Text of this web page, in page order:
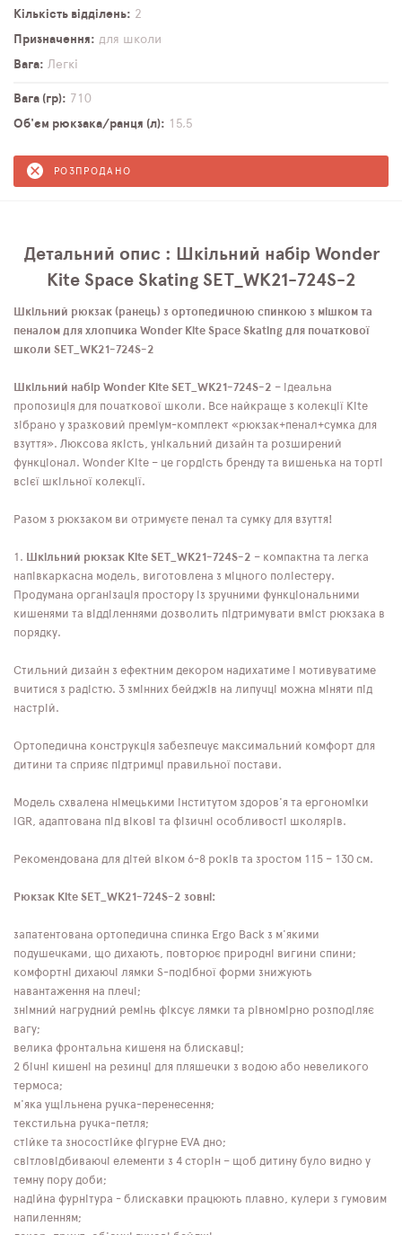
Кількість відділень
2
Призначення
для школи
Вага
Легкі
Вага (гр)
710
Об'єм рюкзака/ранця (л)
15,5
РОЗПРОДАНО
Детальний опис : Шкільний набір Wonder
Kite Space Skating SET_WK21-724S-2
Шкільний рюкзак (ранець) з ортопедичною спинкою з мішком та
пеналом для хлопчика Wonder Kite Space Skating для початкової
школи SET_WK21-724S-2
Шкільний набір Wonder Kite SET_WK21-724S-2 – ідеальна
пропозиція для початкової школи. Все найкраще з колекції Kite
зібрано у зразковий преміум-комплект «рюкзак+пенал+сумка для
взуття». Люксова якість, унікальний дизайн та розширений
функціонал. Wonder Kite – це гордість бренду та вишенька на торті
всієї шкільної колекції.
Разом з рюкзаком ви отримуєте пенал та сумку для взуття!
1. Шкільний рюкзак Kite SET_WK21-724S-2 – компактна та легка
напівкаркасна модель, виготовлена ​​з міцного поліестеру.
Продумана організація простору із зручними функціональними
кишенями та відділеннями дозволить підтримувати вміст рюкзака в
порядку.
Стильний дизайн з ефектним декором надихатиме і мотивуватиме
вчитися з радістю. 3 змінних бейджів на липучці можна міняти під
настрій.
Ортопедична конструкція забезпечує максимальний комфорт для
дитини та сприяє підтримці правильної постави.
Модель схвалена німецькими інститутом здоров'я та ергономіки
IGR, адаптована під вікові та фізичні особливості школярів.
Рекомендована для дітей віком 6-8 років та зростом 115 – 130 см.
Рюкзак Kite SET_WK21-724S-2 зовні:
запатентована ортопедична спинка Ergo Back з м'якими
подушечками, що дихають, повторює природні вигини спини;
комфортні дихаючі лямки S-подібної форми знижують
навантаження на плечі;
знімний нагрудний ремінь фіксує лямки та рівномірно розподіляє
вагу;
велика фронтальна кишеня на блискавці;
2 бічні кишені на резинці для пляшечки з водою або невеликого
термоса;
м'яка ущільнена ручка-перенесення;
текстильна ручка-петля;
стійке та зносостійке фігурне EVA дно;
світловідбиваючі елементи з 4 сторін – щоб дитину було видно у
темну пору доби;
надійна фурнітура - блискавки працюють плавно, кулери з гумовим
напиленням;